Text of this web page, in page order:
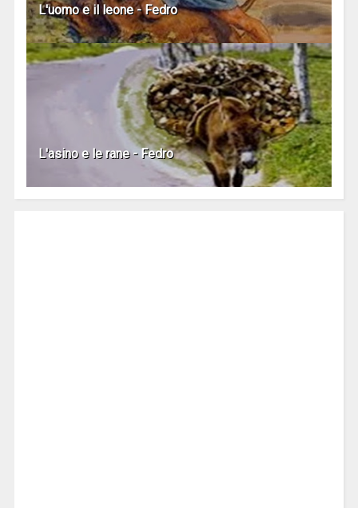
L'uomo e il leone - Fedro
L'asino e le rane - Fedro